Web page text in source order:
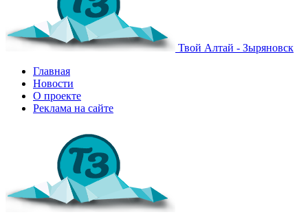
Твой Алтай - Зыряновск
Главная
Новости
О проекте
Реклама на сайте